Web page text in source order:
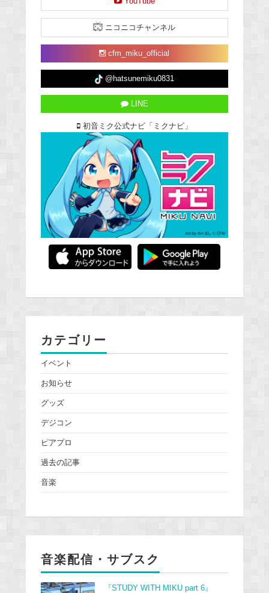
ニコニコチャンネル
cfm_miku_official
@hatsunemiku0831
LINE
初音ミク公式ナビ「ミクナビ」
カテゴリー
イベント
お知らせ
グッズ
デジコン
ピアプロ
過去の記事
音楽
音楽配信・サブスク
『STUDY WITH MIKU part 6』